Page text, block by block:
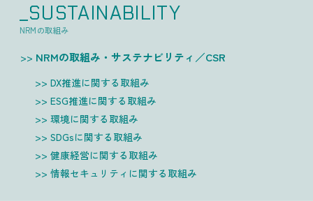
_SUSTAINABILITY
NRMの取組み
NRMの取組み・サステナビリティ／CSR
DX推進に関する取組み
ESG推進に関する取組み
環境に関する取組み
SDGsに関する取組み
健康経営に関する取組み
情報セキュリティに関する取組み